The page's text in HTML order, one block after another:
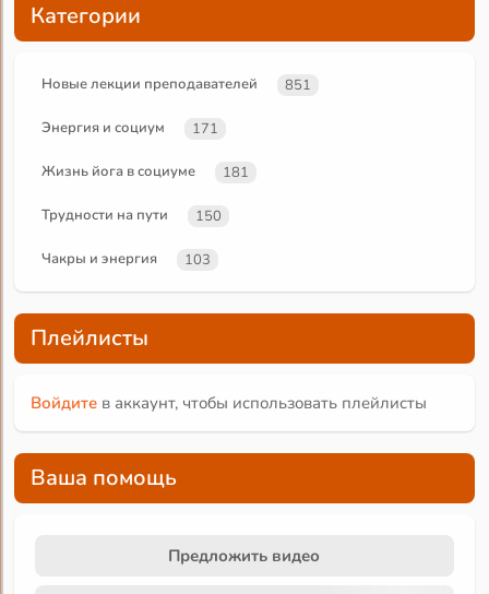
Категории
Новые лекции преподавателей 851
Энергия и социум 171
Жизнь йога в социуме 181
Трудности на пути 150
Чакры и энергия 103
Плейлисты
Войдите в аккаунт, чтобы использовать плейлисты
Ваша помощь
Предложить видео